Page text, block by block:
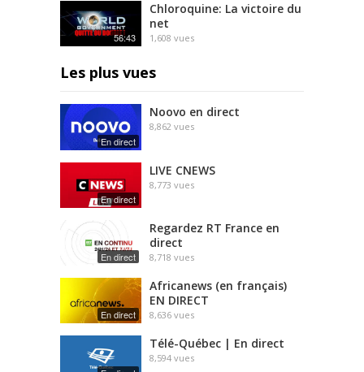
56:43
Chloroquine: La victoire du
net
1,608 vues
Les plus vues
En direct
Noovo en direct
8,862 vues
En direct
LIVE CNEWS
8,773 vues
En direct
Regardez RT France en
direct
8,718 vues
En direct
Africanews (en français)
EN DIRECT
8,636 vues
Télé-Québec | En direct
8,594 vues